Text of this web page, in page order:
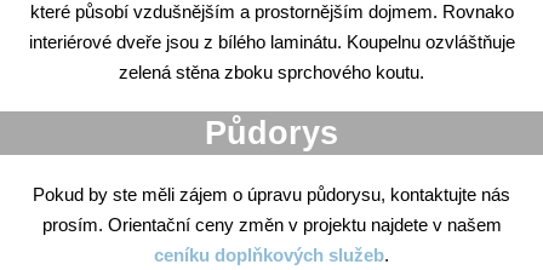
které působí vzdušnějším a prostornějším dojmem. Rovnako
interiérové dveře jsou z bílého laminátu. Koupelnu ozvláštňuje
zelená stěna zboku sprchového koutu.
Půdorys
Pokud by ste měli zájem o úpravu půdorysu, kontaktujte nás
prosím. Orientační ceny změn v projektu najdete v našem
ceníku doplňkových služeb.